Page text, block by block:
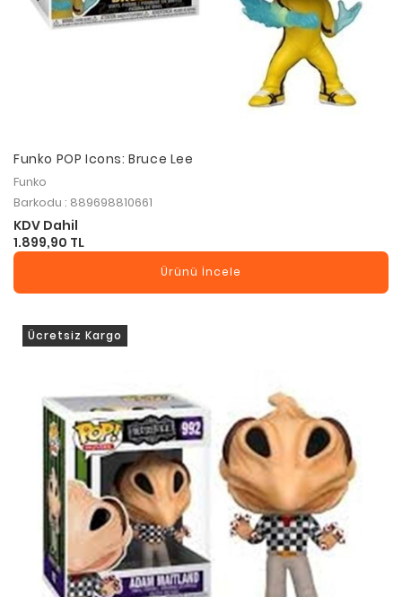
Funko POP Icons: Bruce Lee
Funko
Barkodu : 889698810661
KDV Dahil
1.899,90 TL
Ürünü İncele
Ücretsiz Kargo